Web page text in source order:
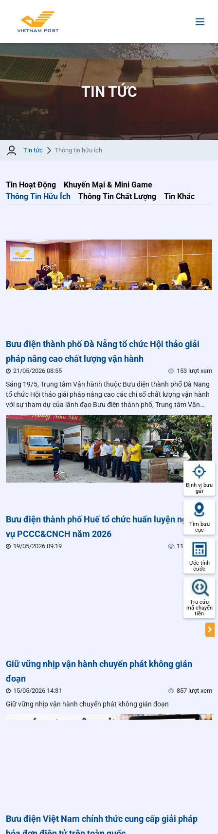
TIN TỨC
Tin tức Thông tin hữu ích
Tin Hoạt Động
Khuyến Mại & Mini Game
Thông Tin Hữu Ích
Thông Tin Chất Lượng Tin Khác
Bưu điện thành phố Đà Nẵng tổ chức Hội thảo giải
pháp nâng cao chất lượng vận hành
21/05/2026 08:55 153 lượt xem
Sáng 19/5, Trung tâm Vận hành thuộc Bưu điện thành phố Đà Nẵng
tổ chức Hội thảo giải pháp nâng cao các chỉ số chất lượng vận hành
với sự tham dự của lãnh đạo Bưu điện thành phố, Trung tâm Vận
hành và đội ngũ lãnh đạo, nhân viên nghiệp vụ tại các bưu cục vận
hành trên toàn mạng lưới.
Bưu điện thành phố Huế tổ chức huấn luyện nghiệp
vụ PCCC&CNCH năm 2026
19/05/2026 09:19 117 lượt xem
Giữ vững nhịp vận hành chuyển phát không gián
đoạn
15/05/2026 14:31 857 lượt xem
Giữ vững nhịp vận hành chuyển phát không gián đoạn
Bưu điện Việt Nam chính thức cung cấp giải pháp
Định vị bưu
gửi
Tìm bưu
cục
Ước tính
cước
Tra cứu
mã chuyển
tiền